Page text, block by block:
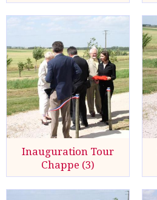
Inauguration Tour
Chappe (3)